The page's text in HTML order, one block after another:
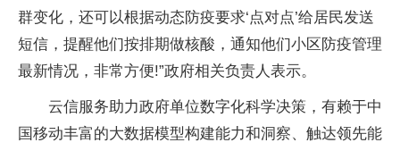
群变化，还可以根据动态防疫要求‘点对点’给居民发送
短信，提醒他们按排期做核酸，通知他们小区防疫管理
最新情况，非常方便!”政府相关负责人表示。
云信服务助力政府单位数字化科学决策，有赖于中
国移动丰富的大数据模型构建能力和洞察、触达领先能